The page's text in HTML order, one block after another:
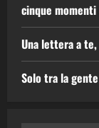
cinque
Una lettera a
Solo tra la gente